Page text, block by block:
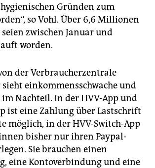
Gründen zum
so Vohl. Über 6,6 Millionen
zwischen Januar und
worden.
der Verbraucherzentrale
einkommensschwache und
Nachteil. In der HVV-App und
ist eine Zahlung über Lastschrift
möglich, in der HVV-Switch-App
bisher nur ihren Paypal-
Sie brauchen einen
eine Kontoverbindung und eine